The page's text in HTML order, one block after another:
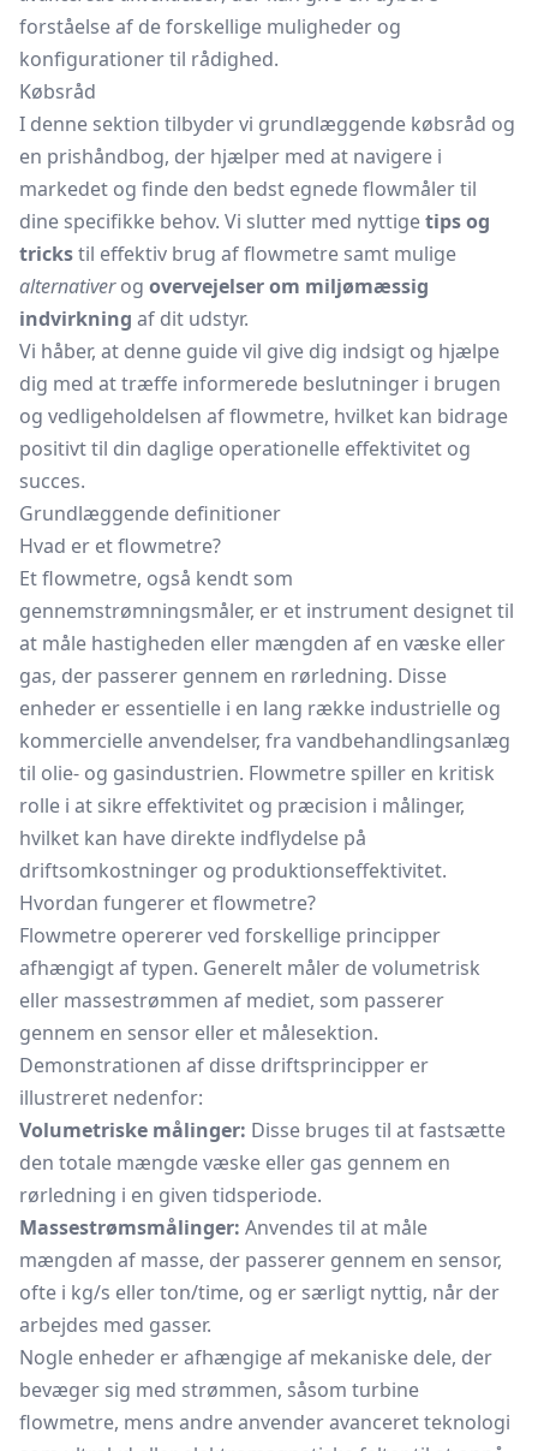
forståelse af de forskellige muligheder og
konfigurationer til rådighed.
Købsråd
I denne sektion tilbyder vi grundlæggende købsråd og
en prishåndbog, der hjælper med at navigere i
markedet og finde den bedst egnede flowmåler til
dine specifikke behov. Vi slutter med nyttigetips og
trickstil effektiv brug af flowmetre samt mulige
alternativerog overvejelser om miljømæssig
indvirkning af dit udstyr.
Vi håber, at denne guide vil give dig indsigt og hjælpe
dig med at træffe informerede beslutninger i brugen
og vedligeholdelsen af flowmetre, hvilket kan bidrage
positivt til din daglige operationelle effektivitet og
succes.
Grundlæggende definitioner
Hvad er et flowmetre?
Et flowmetre, også kendt som
gennemstrømningsmåler, er et instrument designet til
at måle hastigheden eller mængden af en væske eller
gas, der passerer gennem en rørledning. Disse
enheder er essentielle i en lang række industrielle og
kommercielle anvendelser, fra vandbehandlingsanlæg
til olie- og gasindustrien. Flowmetre spiller en kritisk
rolle i at sikre effektivitet og præcision i målinger,
hvilket kan have direkte indflydelse på
driftsomkostninger og produktionseffektivitet.
Hvordan fungerer et flowmetre?
Flowmetre opererer ved forskellige principper
afhængigt af typen. Generelt måler de volumetrisk
eller massestrømmen af mediet, som passerer
gennem en sensor eller et målesektion.
Demonstrationen af disse driftsprincipper er
illustreret nedenfor:
Volumetriske målinger: Disse bruges til at fastsætte
den totale mængde væske eller gas gennem en
rørledning i en given tidsperiode.
Massestrømsmålinger: Anvendes til at måle
mængden af masse, der passerer gennem en sensor,
ofte i kg/s eller ton/time, og er særligt nyttig, når der
arbejdes med gasser.
Nogle enheder er afhængige af mekaniske dele, der
bevæger sig med strømmen, såsom turbine
flowmetre, mens andre anvender avanceret teknologi